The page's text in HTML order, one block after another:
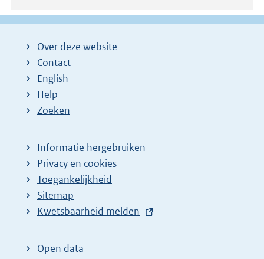
Over deze website
Contact
English
Help
Zoeken
Informatie hergebruiken
Privacy en cookies
Toegankelijkheid
Sitemap
E
t
Kwetsbaarheid melden
Open data